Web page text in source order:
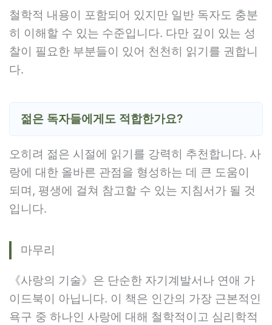
철학적 내용이 포함되어 있지만 일반 독자도 충분
히 이해할 수 있는 수준입니다. 다만 깊이 있는 성
찰이 필요한 부분들이 있어 천천히 읽기를 권합니
다.
젊은 독자들에게도 적합한가요?
오히려 젊은 시절에 읽기를 강력히 추천합니다. 사
랑에 대한 올바른 관점을 형성하는 데 큰 도움이
되며, 평생에 걸쳐 참고할 수 있는 지침서가 될 것
입니다.
마무리
《사랑의 기술》은 단순한 자기계발서나 연애 가
이드북이 아닙니다. 이 책은 인간의 가장 근본적인
욕구 중 하나인 사랑에 대해 철학적이고 심리학적